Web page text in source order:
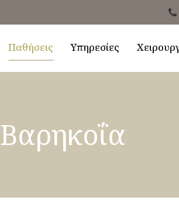
Παθήσεις Υπηρεσίες
Βαρηκοΐα